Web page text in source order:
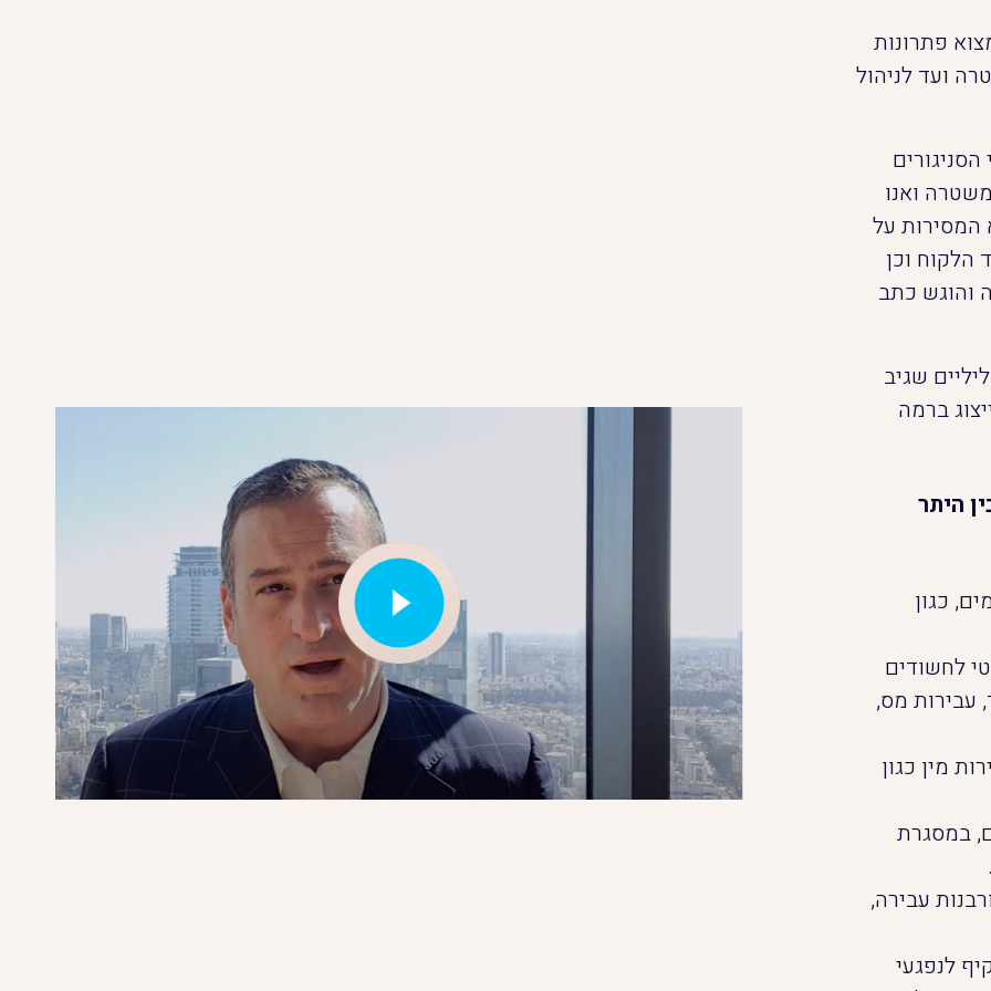
פתרונות
ועד לניהול
ואנו
המסירות על
הלקוח וכן
והוגש כתב
שגיב
ברמה
היתר
כגון
לחשודים
עבירות מס,
מין כגון
במסגרת
עבירה,
לנפגעי